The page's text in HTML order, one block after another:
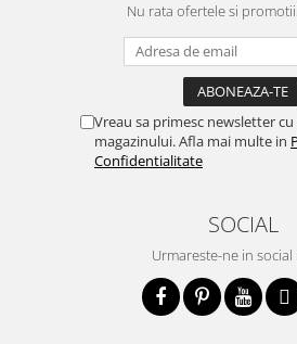
Nu rata ofertele si
Vreau sa primesc newsletter
magazinului. Afla mai multe in
Confidentialitate
SOCIAL
Urmareste-ne in social